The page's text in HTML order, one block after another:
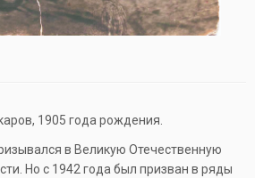
1905 года рождения.
в Великую Отечественную
Но с 1942 года был призван в ряды